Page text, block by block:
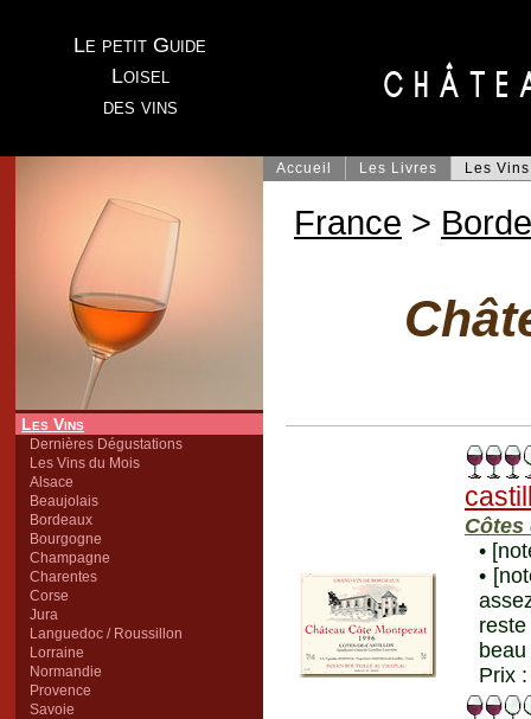
Le petit Guide
Loisel
des vins
Les Vins
Dernières Dégustations
Les Vins du Mois
Alsace
Beaujolais
Bordeaux
Bourgogne
Champagne
Charentes
Corse
Jura
Languedoc / Roussillon
Lorraine
Normandie
Provence
Savoie
Accueil Les Livres Les Vins
France >
Côtes
•
•
Prix :